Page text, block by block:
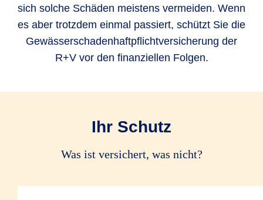
sich solche Schäden meistens vermeiden. Wenn
es aber trotzdem einmal passiert, schützt Sie die
Gewässerschadenhaftpflichtversicherung der
R+V vor den finanziellen Folgen.
Ihr Schutz
Was ist versichert, was nicht?